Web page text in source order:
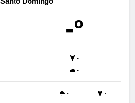
-º
-
-
- -